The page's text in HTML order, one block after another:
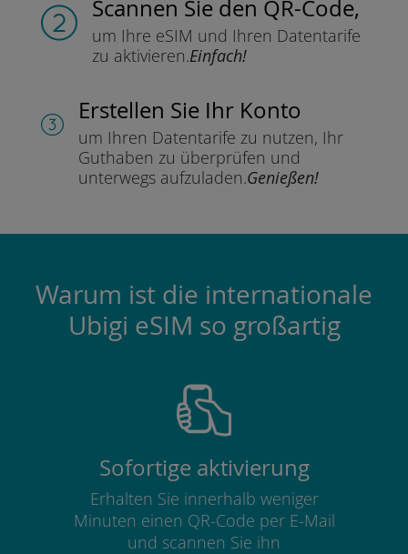
Scannen Sie den QR-Code,
um Ihre eSIM und Ihren Datentarife
zu aktivieren.Einfach!
Erstellen Sie Ihr Konto
um Ihren Datentarife zu nutzen, Ihr
Guthaben zu überprüfen und
unterwegs aufzuladen.Genießen!
Warum ist die internationale
Ubigi eSIM so großartig
Sofortige aktivierung
Erhalten Sie innerhalb weniger
Minuten einen QR-Code per E-Mail
und scannen Sie ihn